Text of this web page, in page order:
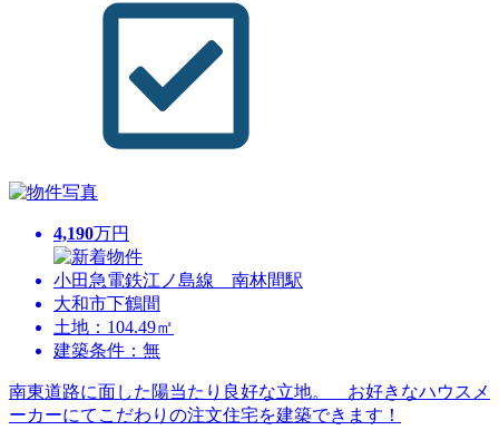
4,190万円
小田急電鉄江ノ島線 南林間駅
大和市下鶴間
土地：104.49㎡
建築条件：無
南東道路に面した陽当たり良好な立地。 お好きなハウスメ
ーカーにてこだわりの注文住宅を建築できます！